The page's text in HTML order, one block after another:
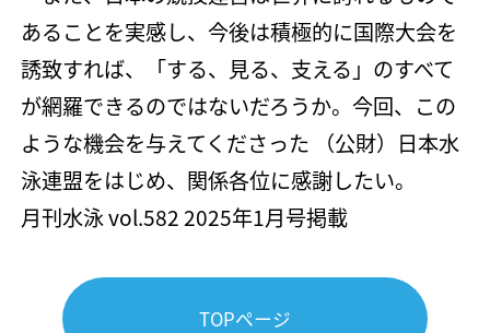
あることを実感し、今後は積極的に国際大会を
誘致すれば、「する、見る、支える」のすべて
が網羅できるのではないだろうか。今回、この
ような機会を与えてくださった （公財）日本水
泳連盟をはじめ、関係各位に感謝したい。
月刊水泳 vol.582 2025年1月号掲載
TOPページ